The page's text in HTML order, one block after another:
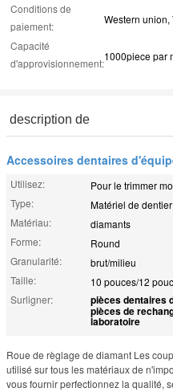
Conditions de
paiement:
Western union,
Capacité
d'approvisionnement:
1000piece par
description de
Accessoires dentaires
Utilisez:
Pour le trimmer
Type:
Matériel de dentier
Matériau:
diamants
Forme:
Round
Granularité:
brut/milieu
Taille:
10 pouces/12
Surligner:
pièces dentaires
pièces de
laboratoire
Roue de règlage de diamant Les
utilisé sur tous les matériaux de
vous fournir perfectionnez la qualité,